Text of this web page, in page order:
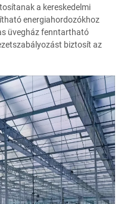
a kereskedelmi
energiahordozókhoz
üvegház fenntartható
biztosít az